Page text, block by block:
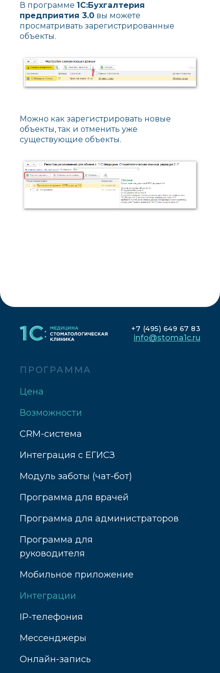
В программе 1С:Бухгалтерия
предприятия 3.0 вы можете
просматривать зарегистрированные
объекты.
Можно как зарегистрировать новые
объекты, так и отменить уже
существующие объекты.
+7 (495) 649 67 83
info@stoma1c.ru
ПРОГРАММА
Цена
Возможности
CRM-система
Интеграция с ЕГИСЗ
Модуль заботы (чат-бот)
Программа для врачей
Программа для администраторов
Программа для
руководителя
Мобильное приложение
Интеграции
IP-телефония
Мессенджеры
Онлайн-запись